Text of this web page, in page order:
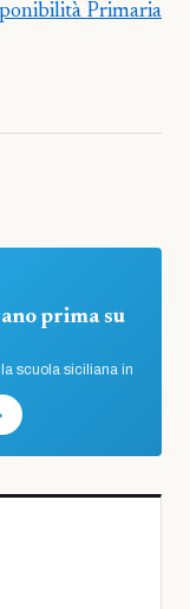
Primaria
prima su
scuola siciliana in